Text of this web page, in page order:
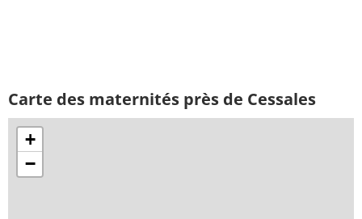
Carte des maternités près de Cessales
+
−